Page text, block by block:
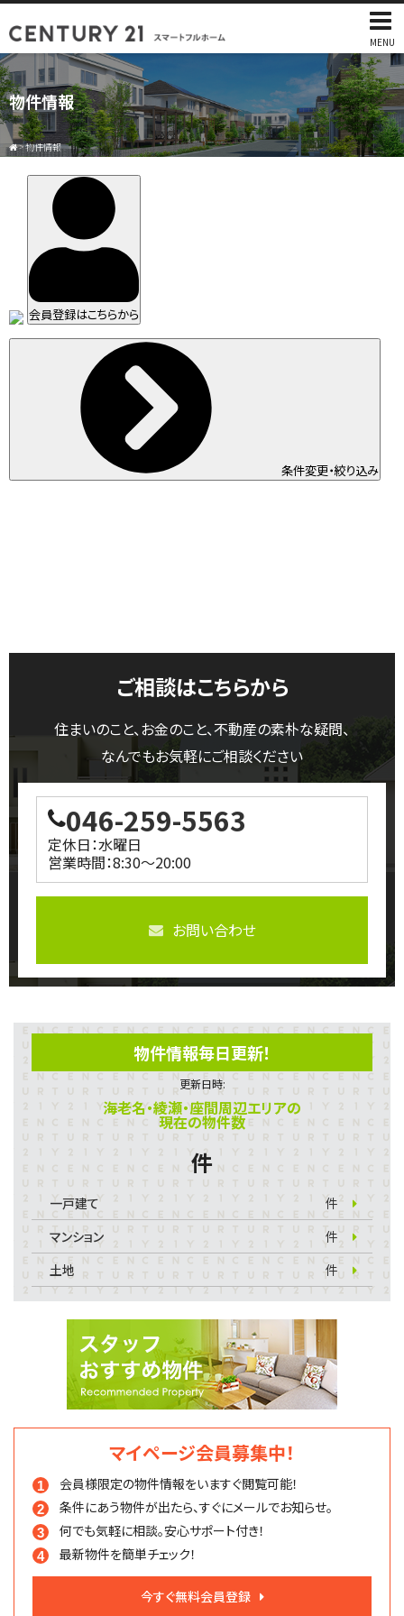
MENU
物件情報
>物件情報
会員登録はこちらから
条件変更・絞り込み
ご相談はこちらから
住まいのこと、お金のこと、不動産の素朴な疑問、
なんでもお気軽にご相談ください
046-259-5563
定休日：水曜日
営業時間：8:30～20:00
お問い合わせ
物件情報毎日更新！
更新日時:
海老名・綾瀬・座間周辺エリアの
現在の物件数
件
一戸建て
件
マンション
件
土地
件
マイページ会員募集中！
会員様限定の物件情報をいますぐ閲覧可能！
条件にあう物件が出たら、すぐにメールでお知らせ。
何でも気軽に相談。安心サポート付き！
最新物件を簡単チェック！
今すぐ無料会員登録